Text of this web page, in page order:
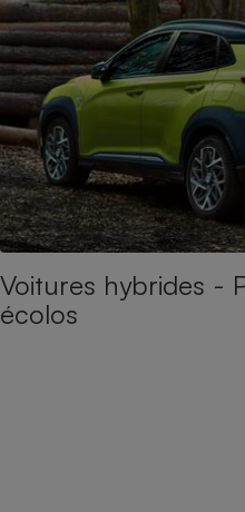
Voitures hybrides -
écolos